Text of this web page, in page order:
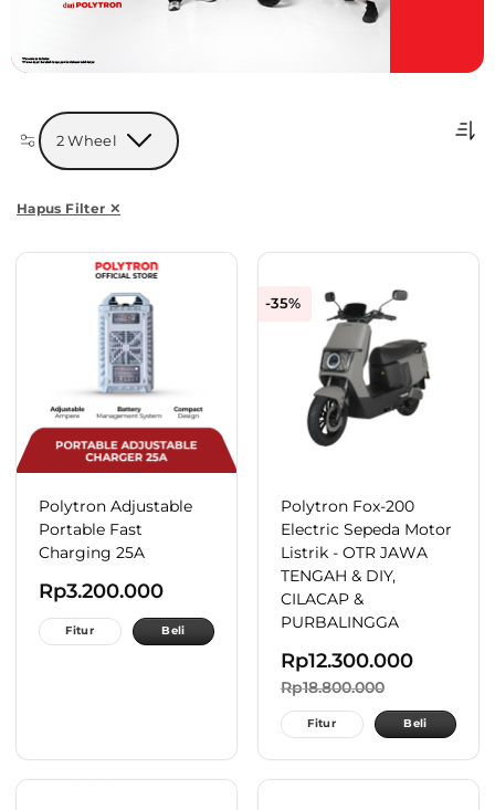
2 Wheel
Hapus Filter ✕
Polytron Adjustable
Portable Fast
Charging 25A
Rp3.200.000
Fitur Beli
-35%
Polytron Fox-200
Electric Sepeda Motor
Listrik - OTR JAWA
TENGAH & DIY,
CILACAP &
PURBALINGGA
Rp12.300.000
Rp18.800.000
Fitur Beli